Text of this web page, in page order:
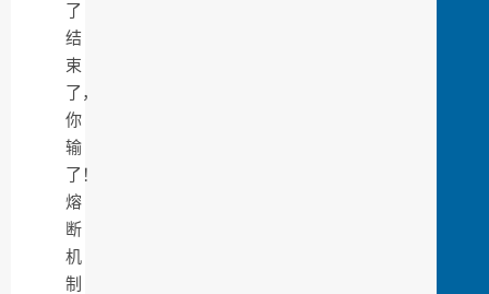
了
结
束
了，
你
输
了！
熔
断
机
制